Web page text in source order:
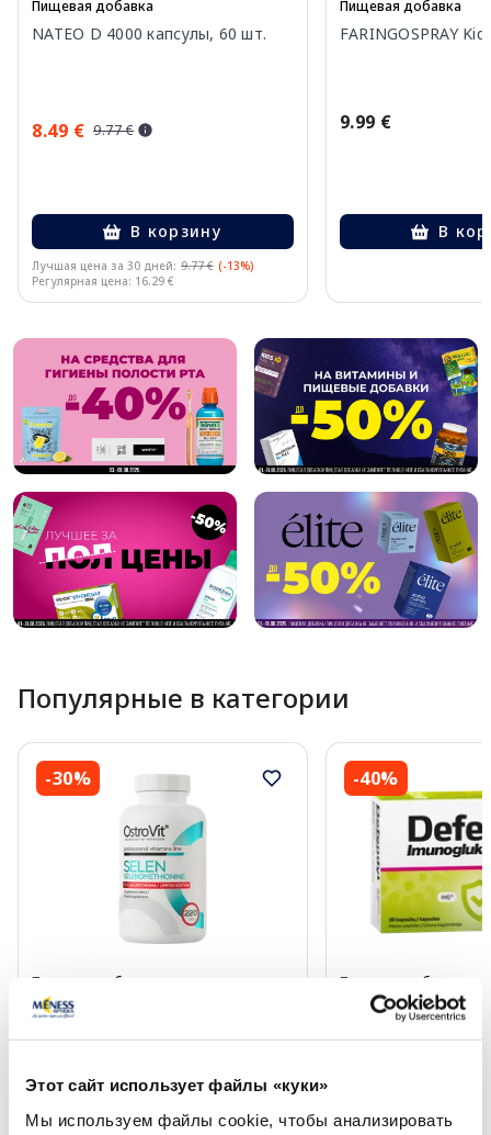
Этот сайт использует файлы «куки»
Мы используем файлы cookie, чтобы анализировать
Пищевая добавка
NATEO D 4000 капсулы, 60 шт.
8.49 € 9.77 €
В корзину
Лучшая цена за 30 дней: 9.77 € (-13%)
Регулярная цена: 16.29 €
Пищевая добавка
FARINGOSPRAY
9.99 €
В
Популярные в категории
-30%
Пищевая добавка
OSTROVIT Selenium таблетки,
-40%
Пищевая добавка
DEFENDYL